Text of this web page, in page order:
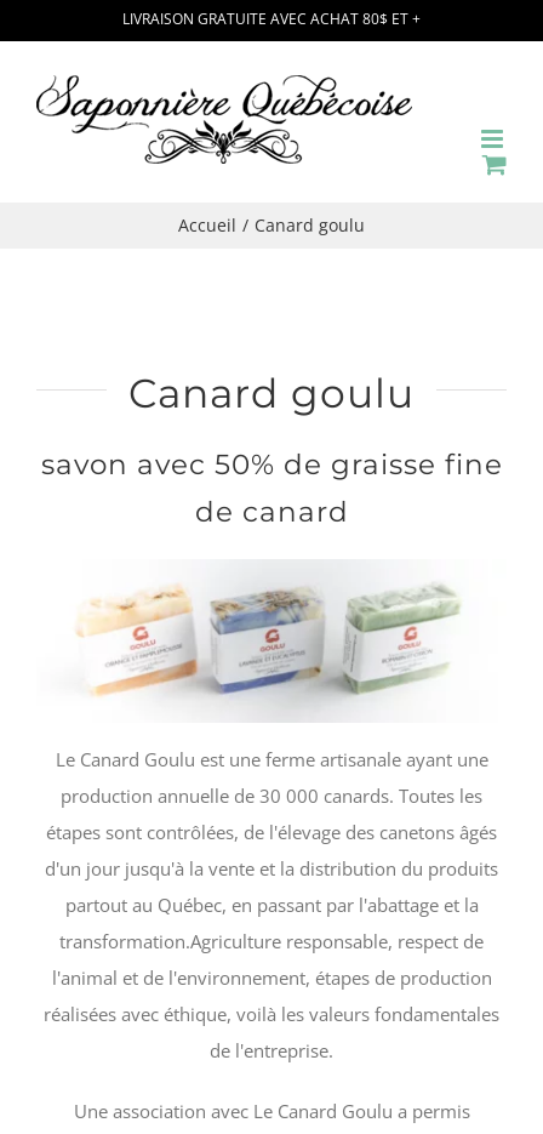
contenu
LIVRAISON GRATUITE AVEC ACHAT 80$ ET +
Accueil Canard goulu
Canard goulu
savon avec 50% de graisse fine
de canard
Le Canard Goulu est une ferme artisanale ayant une
production annuelle de 30 000 canards. Toutes les
étapes sont contrôlées, de l'élevage des canetons âgés
d'un jour jusqu'à la vente et la distribution du produits
partout au Québec, en passant par l'abattage et la
transformation.Agriculture responsable, respect de
l'animal et de l'environnement, étapes de production
réalisées avec éthique, voilà les valeurs fondamentales
de l'entreprise.
Une association avec Le Canard Goulu a permis